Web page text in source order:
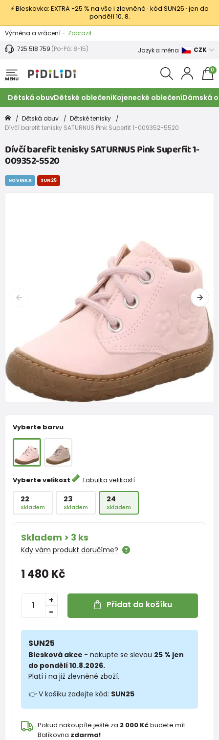
⚡ Bleskovka: EXTRA −25 % na vše i zlevněné · kód SUN25 · jen do
pondělí 10. 8.
Výměna a vrácení - Zobrazit
Sleva 100 Kč na první nákup -
725 518 759 (Po-Pá: 8-15) Jazyk a měna CZK
MENU
0
Dětská obuvDětské oblečeníKojenecké oblečeníDámská
Dětská obuv
Dětské tenisky
Dívčí barefit tenisky SATURNUS Pink Superfit 1-009352-5520
Dívčí barefit tenisky SATURNUS Pink Superfit 1-
009352-5520
Vyberte barvu
Vyberte velikost Tabulka velikostí
22
Skladem
23
Skladem
24
Skladem
Skladem > 3 ks
Kdy vám produkt doručíme?
1 480 Kč
-
+ Přidat do košíku
SUN25
Blesková akce - nakupte se slevou 25 % jen
do pondělí 10.8.2026.
Platí i na již zlevněné zboží.
👉 V košíku zadejte kód: SUN25
Pokud nakoupíte ještě za 2 000 Kčbudete mít
Balíkovna zdarma!
NOVINKA SUN25